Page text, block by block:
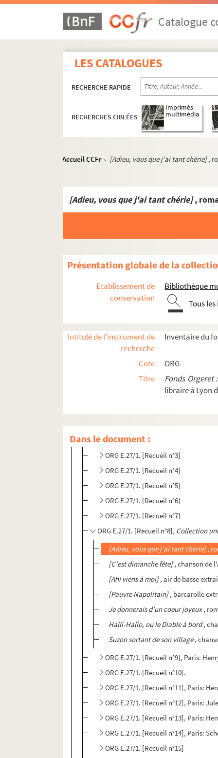
Catalogue
LES CATALOGUES
RECHERCHE RAPIDE
RECHERCHES CIBLÉES
Imprimés
multimédia
Accueil CCFr > [Adieu, vous que j'ai tant chérie],
[Adieu, vous que j'ai tant chérie],
Présentation globale de la
Etablissement de
conservation
Bibliothèque
Tous
Intitulé de l'instrument de
recherche
Inventaire du
Cote
ORG
Titre
Fonds Orgeret
libraire à Lyon
Dans le document :
Orgeret B. Pièces de théâtre et sketchs.
Orgeret C. Partitions grand format
Orgeret D et Orgeret E. Partitions de
Partitions petit format classées par nom
ORG E.27/1. [Recueil n°2]
ORG E.27/1. [Recueil n°3]
ORG E.27/1. [Recueil n°4]
ORG E.27/1. [Recueil n°5]
ORG E.27/1. [Recueil n°6]
ORG E.27/1. [Recueil n°7]
ORG E.27/1. [Recueil n°8], Collection
[Adieu, vous que j'ai tant chérie],
[C'est dimanche fête], chanson de
[Ah! viens à moi], air de basse
[Pauvre Napolitain], barcarolle
Je donnerais d'un coeur joyeux,
Halli-Hallo, ou le Diable à bord,
Suzon sortant de son village,
ORG E.27/1. [Recueil n°10].
ORG E.27/1. [Recueil n°15]